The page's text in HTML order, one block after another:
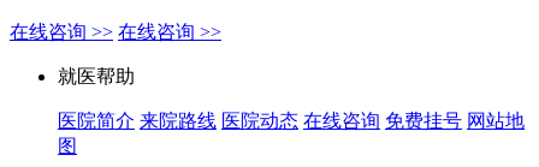
在线咨询 >> 在线咨询 >>
就医帮助
医院简介 来院路线 医院动态 在线咨询 免费挂号 网站地
图